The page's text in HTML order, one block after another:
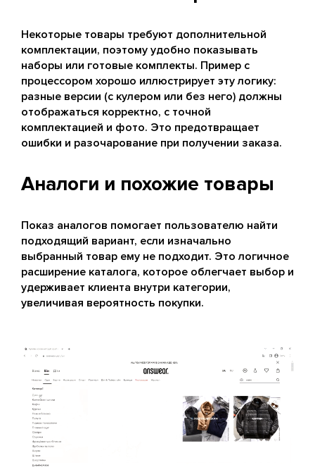
Некоторые товары требуют дополнительной
комплектации, поэтому удобно показывать
наборы или готовые комплекты. Пример с
процессором хорошо иллюстрирует эту логику:
разные версии (с кулером или без него) должны
отображаться корректно, с точной
комплектацией и фото. Это предотвращает
ошибки и разочарование при получении заказа.
Аналоги и похожие товары
Показ аналогов помогает пользователю найти
подходящий вариант, если изначально
выбранный товар ему не подходит. Это логичное
расширение каталога, которое облегчает выбор и
удерживает клиента внутри категории,
увеличивая вероятность покупки.